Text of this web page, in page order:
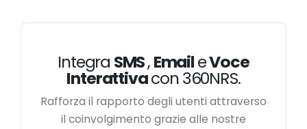
Integra SMS,EmaileVoce
Interattivacon 360NRS.
Rafforza il rapporto degli utenti attraverso
il coinvolgimento grazie alle nostre